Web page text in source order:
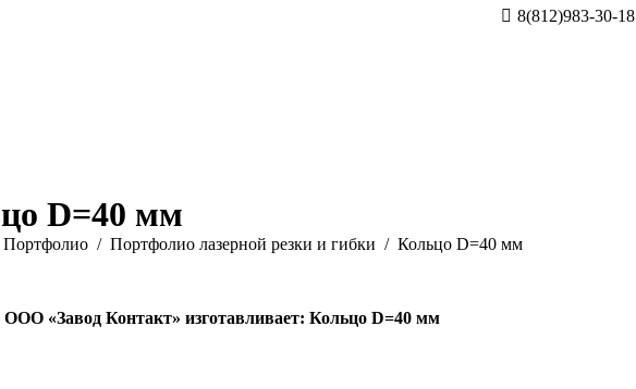
8(812)983-30-18
D=40 мм
Портфолио Портфолио лазерной резки и гибки Кольцо D=40 мм
ООО «Завод Контакт» изготавливает: Кольцо D=40 мм